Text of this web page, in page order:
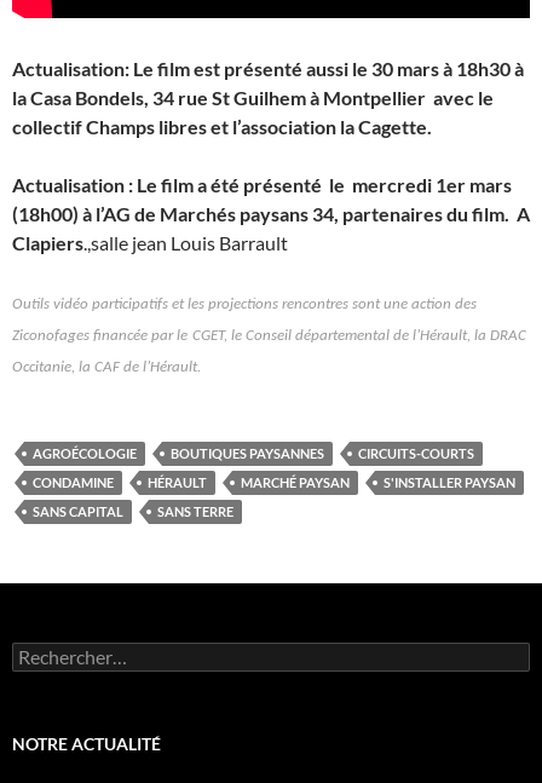
Actualisation: Le film est présenté aussi le 30 mars à 18h30 à
la Casa Bondels, 34 rue St Guilhem à Montpellier avec le
collectif Champs libres et l’association la Cagette.
Actualisation : Le film a été présenté le mercredi 1er mars
(18h00) à l’AG de Marchés paysans 34, partenaires du film. A
Clapiers .,salle jean Louis Barrault
Outils vidéo participatifs et les projections rencontres sont une action des
Ziconofages financée par le CGET, le Conseil départemental de l’Hérault, la DRAC
Occitanie , la CAF de l’Hérault.
AGROÉCOLOGIE BOUTIQUES PAYSANNES
CIRCUITS-COURTS
CONDAMINE
HÉRAULT MARCHÉ PAYSAN
S'INSTALLER PAYSAN
SANS CAPITAL
SANS TERRE
Rechercher :
NOTRE ACTUALITÉ